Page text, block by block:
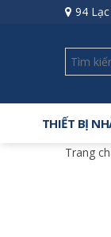
94
THIẾT BỊ
Trang